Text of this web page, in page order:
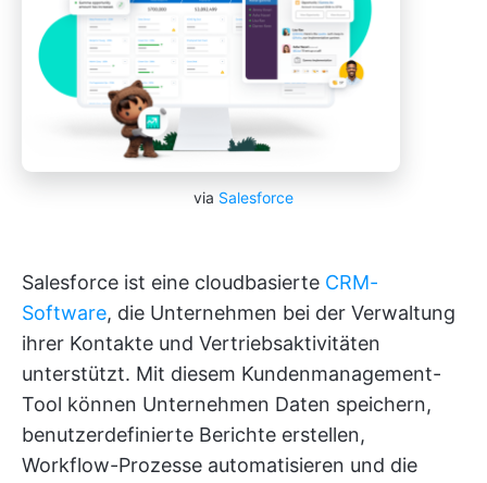
via Salesforce
Salesforce ist eine cloudbasierte CRM-
Software, die Unternehmen bei der Verwaltung
ihrer Kontakte und Vertriebsaktivitäten
unterstützt. Mit diesem Kundenmanagement-
Tool können Unternehmen Daten speichern,
benutzerdefinierte Berichte erstellen,
Workflow-Prozesse automatisieren und die